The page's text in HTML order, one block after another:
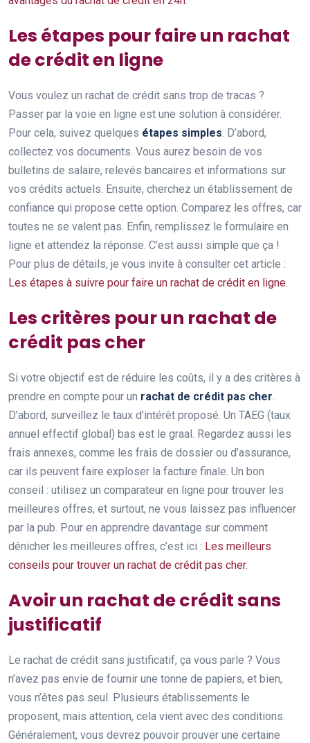
Les étapes pour faire un rachat
de crédit en ligne
Vous voulez un rachat de crédit sans trop de tracas ?
Passer par la voie en ligne est une solution à considérer.
Pour cela, suivez quelques étapes simples. D’abord,
collectez vos documents. Vous aurez besoin de vos
bulletins de salaire, relevés bancaires et informations sur
vos crédits actuels. Ensuite, cherchez un établissement de
confiance qui propose cette option. Comparez les offres, car
toutes ne se valent pas. Enfin, remplissez le formulaire en
ligne et attendez la réponse. C’est aussi simple que ça !
Pour plus de détails, je vous invite à consulter cet article :
Les étapes à suivre pour faire un rachat de crédit en ligne.
Les critères pour un rachat de
crédit pas cher
Si votre objectif est de réduire les coûts, il y a des critères à
prendre en compte pour un rachat de crédit pas cher.
D’abord, surveillez le taux d’intérêt proposé. Un TAEG (taux
annuel effectif global) bas est le graal. Regardez aussi les
frais annexes, comme les frais de dossier ou d’assurance,
car ils peuvent faire exploser la facture finale. Un bon
conseil : utilisez un comparateur en ligne pour trouver les
meilleures offres, et surtout, ne vous laissez pas influencer
par la pub. Pour en apprendre davantage sur comment
dénicher les meilleures offres, c’est ici : Les meilleurs
conseils pour trouver un rachat de crédit pas cher.
Avoir un rachat de crédit sans
justificatif
Le rachat de crédit sans justificatif, ça vous parle ? Vous
n’avez pas envie de fournir une tonne de papiers, et bien,
vous n’êtes pas seul. Plusieurs établissements le
proposent, mais attention, cela vient avec des conditions.
Généralement, vous devrez pouvoir prouver une certaine